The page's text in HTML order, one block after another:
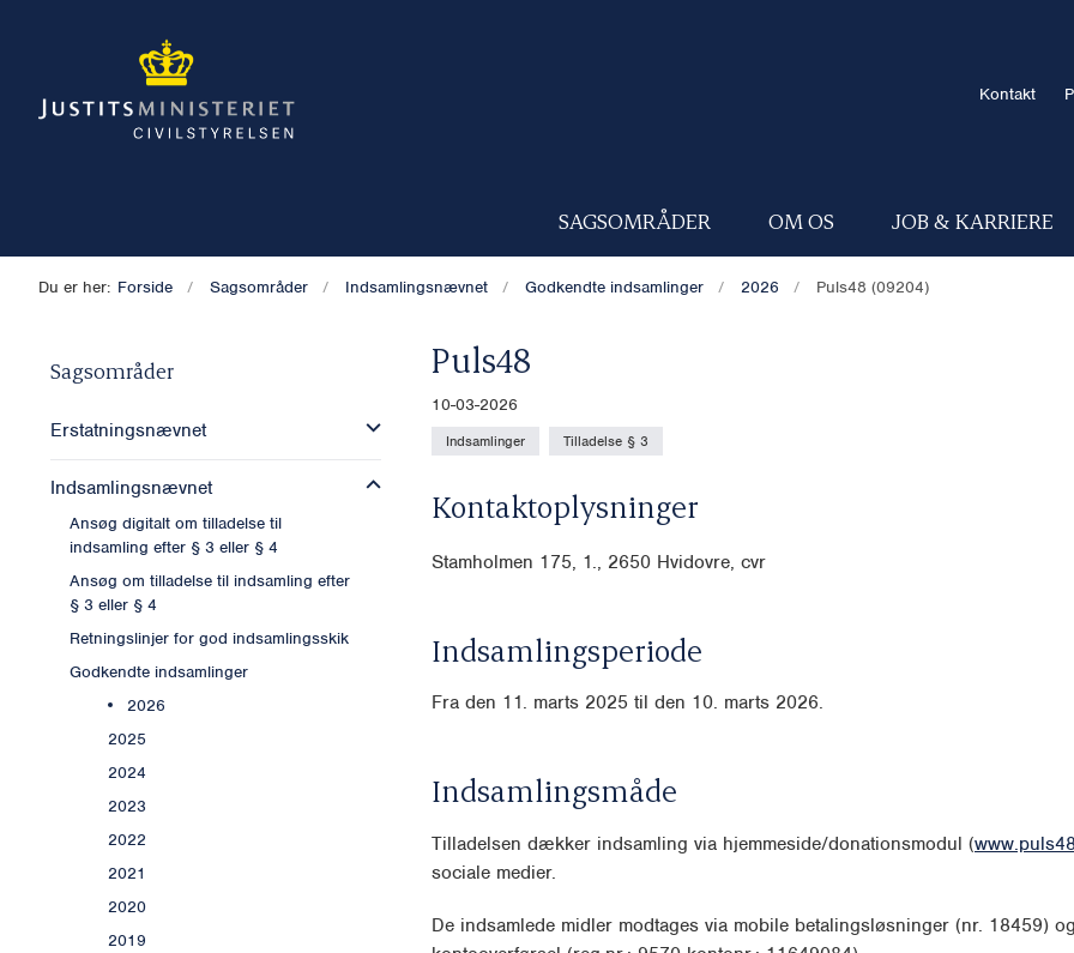
Kontakt
SAGSOMRÅDER OM OS JOB & KARRIERE
Du er her: Forside Sagsområder Indsamlingsnævnet Godkendte indsamlinger 2026 Puls48 (09204)
Sagsområder
Erstatningsnævnet
Indsamlingsnævnet
Ansøg digitalt om tilladelse til
indsamling efter § 3 eller § 4
Ansøg om tilladelse til indsamling efter
§ 3 eller § 4
Retningslinjer for god indsamlingsskik
Godkendte indsamlinger
2026
2025
2024
2023
2022
2021
2020
2019
Puls48
10-03-2026
Indsamlinger Tilladelse § 3
Kontaktoplysninger
Stamholmen 175, 1., 2650 Hvidovre, cvr
Indsamlingsperiode
Fra den 11. marts 2025 til den 10. marts 2026.
Indsamlingsmåde
Tilladelsen dækker indsamling via hjemmeside/donationsmodul (
sociale medier.
De indsamlede midler modtages via mobile betalingsløsninger (nr. 18459) og